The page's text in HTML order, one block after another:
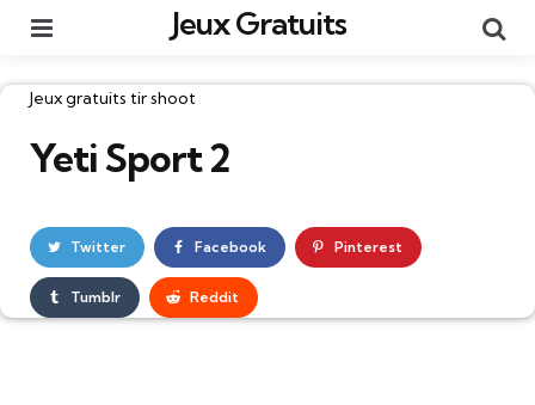
Jeux Gratuits
Catégories
Jeux gratuits tir shoot
Yeti Sport 2
Twitter Facebook Pinterest
Tumblr Reddit